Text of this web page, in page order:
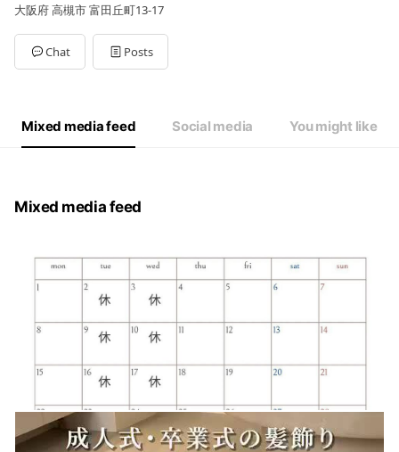
大阪府 高槻市 富田丘町13-17
Chat Posts
Mixed media feed Social media You might like
Mixed media feed